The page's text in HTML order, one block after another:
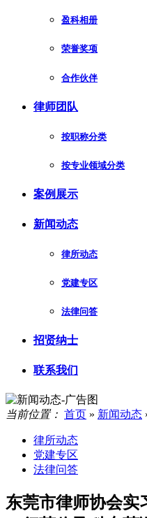
盈科相册
荣誉奖项
合作伙伴
律师团队
按职称分类
按专业领域分类
案例展示
新闻动态
律所动态
党建专区
法律问答
招贤纳士
联系我们
当前位置： 首页 » 新闻动态
律所动态
党建专区
法律问答
东莞市律师协会实